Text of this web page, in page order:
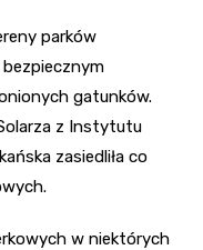
parków
gatunków.
z Instytutu
zasiedliła co
w niektórych